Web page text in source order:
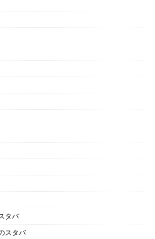
タバ
スタバ